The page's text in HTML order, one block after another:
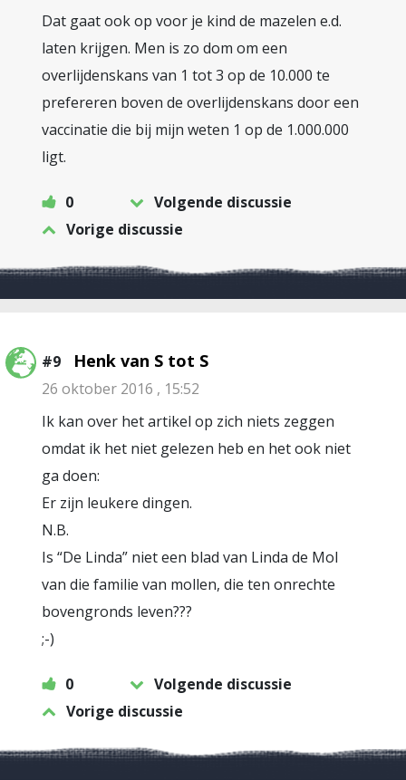
Dat gaat ook op voor je kind de mazelen e.d.
laten krijgen. Men is zo dom om een
overlijdenskans van 1 tot 3 op de 10.000 te
prefereren boven de overlijdenskans door een
vaccinatie die bij mijn weten 1 op de 1.000.000
ligt.
0
Volgende discussie
Vorige discussie
#9 Henk van S tot S
26 oktober 2016 , 15:52
Ik kan over het artikel op zich niets zeggen
omdat ik het niet gelezen heb en het ook niet
ga doen:
Er zijn leukere dingen.
N.B.
Is “De Linda” niet een blad van Linda de Mol
van die familie van mollen, die ten onrechte
bovengronds leven???
;-)
0
Volgende discussie
Vorige discussie